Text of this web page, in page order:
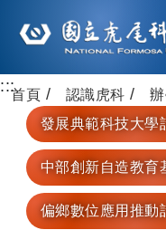
跳
:::首頁 認識虎科
發展典範科技大學
中部創新自造教育
偏鄉數位應用推動